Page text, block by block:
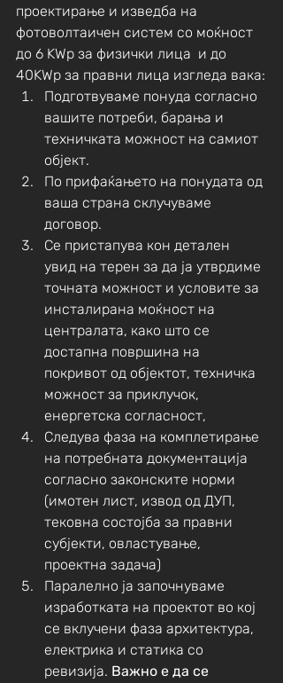
проектирање и изведба на
фотоволтаичен систем со моќност
до 6 KWp за физички лица  и до
40KWp за правни лица изгледа вака:
Подготвуваме понуда согласно
вашите потреби, барања и
техничката можност на самиот
објект.
По прифаќањето на понудата од
ваша страна склучуваме
договор.
Се пристапува кон детален
увид на терен за да ја утврдиме
точната можност и условите за
инсталирана моќност на
централата, како што се
достапна површина на
покривот од објектот, техничка
можност за приклучок,
енергетска согласност,
Следува фаза на комплетирање
на потребната документација
согласно законските норми
(имотен лист, извод од ДУП,
тековна состојба за правни
субјекти, овластување,
проектна задача)
Паралелно ја започнуваме
изработката на проектот во кој
се вклучени фаза архитектура,
електрика и статика со
ревизија. Важно е да се